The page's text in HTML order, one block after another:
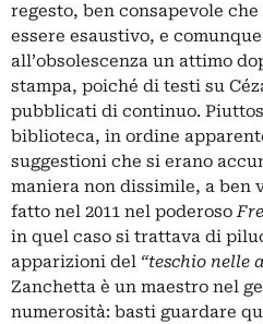
regesto, ben consapevole
essere esaustivo, e
all’obsolescenza un attimo
stampa, poiché di testi su
pubblicati di continuo.
biblioteca, in ordine
suggestioni che si erano
maniera non dissimile, a ben
fatto nel 2011 nel poderoso
in quel caso si trattava di
apparizioni del “teschio nelle
Zanchetta è un maestro nel
numerosità: basti guardare